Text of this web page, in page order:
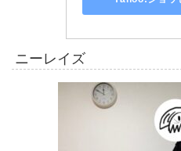
ニーレイズ